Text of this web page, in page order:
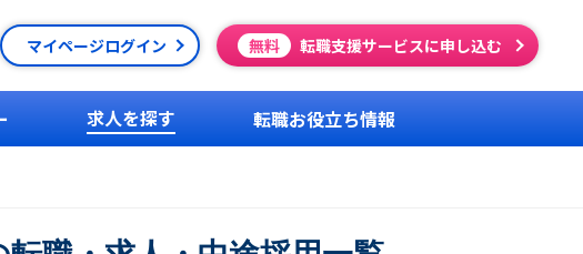
マイページログイン 無料 転職支援サービスに申し込む
求人を探す 転職お役立ち情報